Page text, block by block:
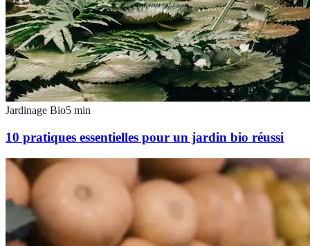
Jardinage Bio5 min
10 pratiques essentielles pour un jardin bio réussi